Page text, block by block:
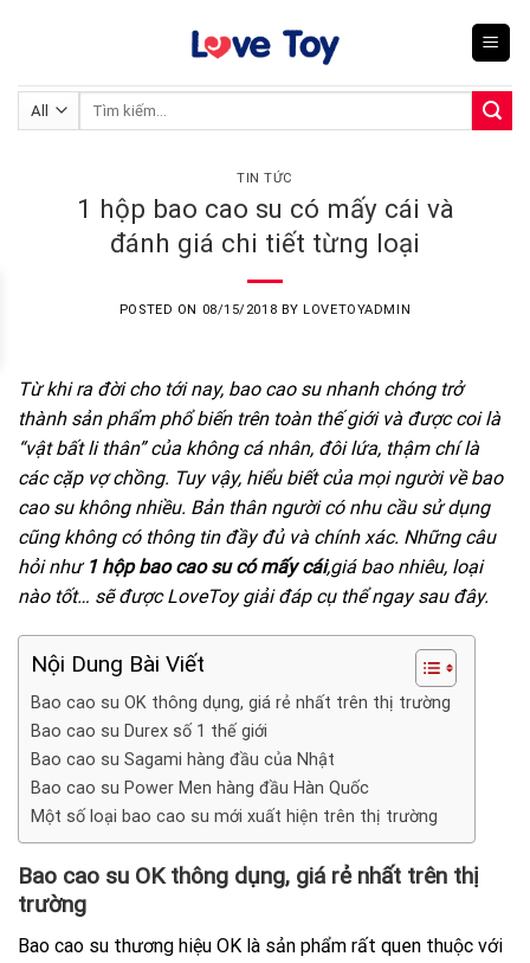
Tìm
TIN TỨC
1 hộp bao cao su có mấy cái và
đánh giá chi tiết từng loại
POSTED ON 08/15/2018 BYLOVETOYADMIN
Từ khi ra đời cho tới nay, bao cao su nhanh chóng trở
thành sản phẩm phổ biến trên toàn thế giới và được coi là
“vật bất li thân” của không cá nhân, đôi lứa, thậm chí là
các cặp vợ chồng. Tuy vậy, hiểu biết của mọi người về bao
cao su không nhiều. Bản thân người có nhu cầu sử dụng
cũng không có thông tin đầy đủ và chính xác. Những câu
hỏi như 1 hộp bao cao su có mấy cái,giá bao nhiêu, loại
nào tốt… sẽ được LoveToy giải đáp cụ thể ngay sau đây.
Nội Dung Bài Viết
Bao cao su OK thông dụng, giá rẻ nhất trên thị trường
Bao cao su Durex số 1 thế giới
Bao cao su Sagami hàng đầu của Nhật
Bao cao su Power Men hàng đầu Hàn Quốc
Một số loại bao cao su mới xuất hiện trên thị trường
Bao cao su OK thông dụng, giá rẻ nhất trên thị
trường
Bao cao su thương hiệu OK là sản phẩm rất quen thuộc với